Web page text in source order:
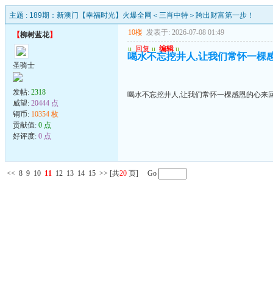
主题 : 189期：新澳门【幸福时光】火爆全网＜三肖中特＞跨出财富第一步！
【柳树蓝花】
圣骑士
发帖: 2318
威望: 20444 点
铜币: 10354 枚
贡献值: 0 点
好评度: 0 点
10楼 发表于: 2026-07-08 01:49
u 回复 u 编辑 u
喝水不忘挖井人,让我们常怀一棵
喝水不忘挖井人,让我们常怀一棵感恩的心来
<< 8 9 10 11 12 13 14 15 >> [共20 页] Go